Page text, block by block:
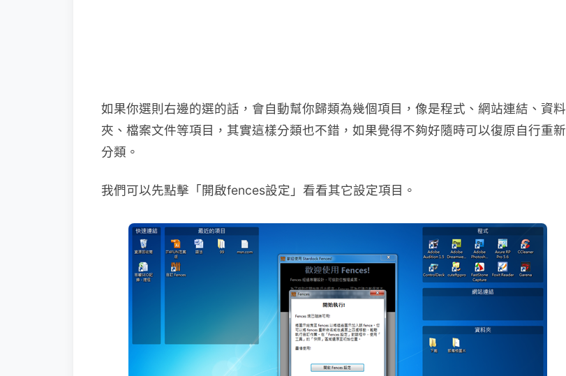
如果你選則右邊的選的話，會自動幫你歸類為幾個項目，像是程式、網站連結、資料
夾、檔案文件等項目，其實這樣分類也不錯，如果覺得不夠好隨時可以復原自行重新
分類。
我們可以先點擊「開啟fences設定」看看其它設定項目。